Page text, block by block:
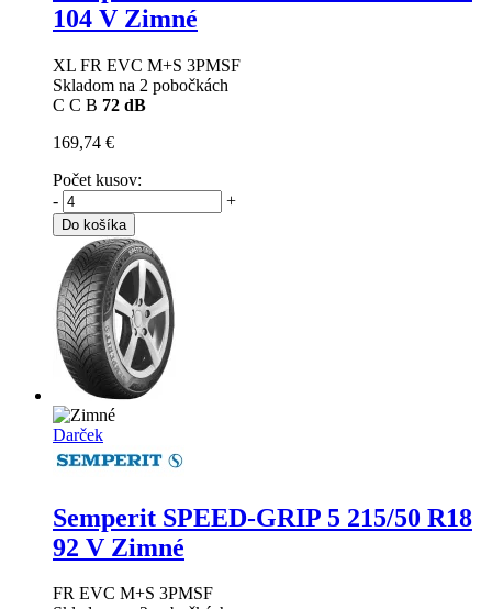
104 V Zimné
XL FR EVC M+S 3PMSF
Skladom na 2 pobočkách
C C B 72 dB
169,74 €
Počet kusov:
-
+
Do košíka
Darček
Semperit SPEED-GRIP 5 215/50 R18
92 V Zimné
FR EVC M+S 3PMSF